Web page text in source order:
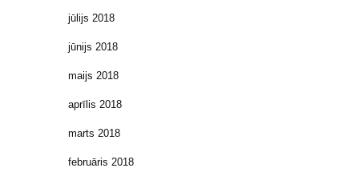
jūlijs 2018
jūnijs 2018
maijs 2018
aprīlis 2018
marts 2018
februāris 2018